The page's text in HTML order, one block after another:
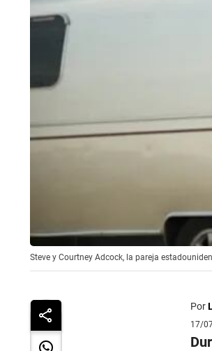
Steve y Courtney Adcock, la pareja
Por
17/